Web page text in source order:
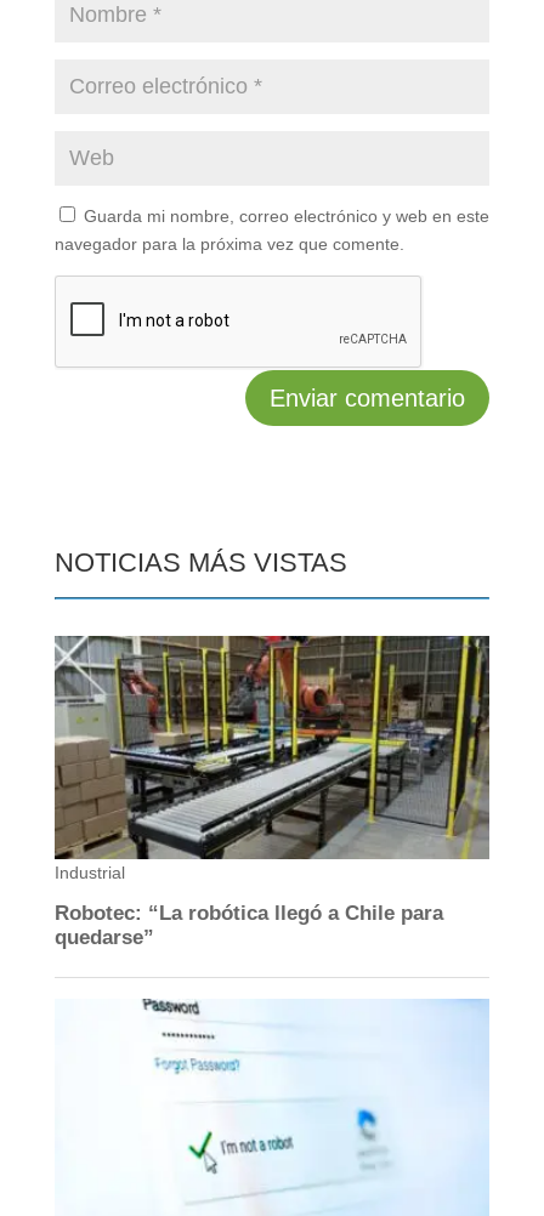
Guarda mi nombre, correo electrónico y web en este
navegador para la próxima vez que comente.
NOTICIAS MÁS VISTAS